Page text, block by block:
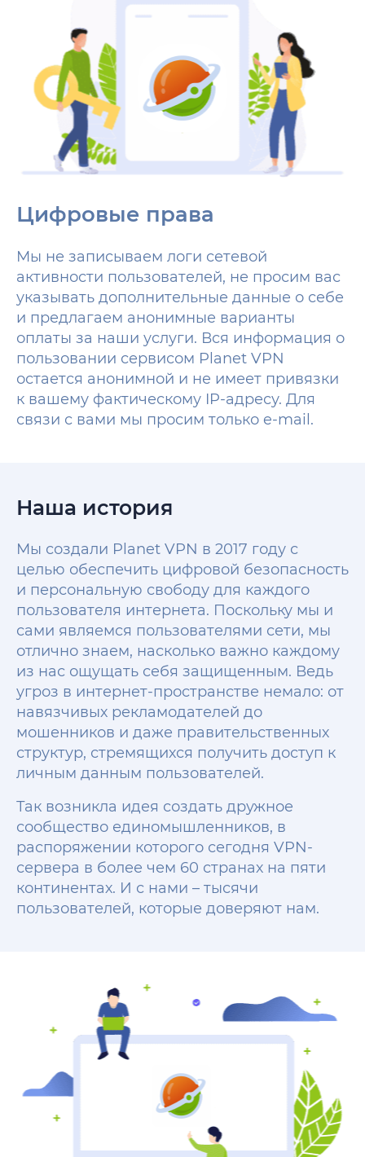
Цифровые права
Мы не записываем логи сетевой
активности пользователей, не просим вас
указывать дополнительные данные о себе
и предлагаем анонимные варианты
оплаты за наши услуги. Вся информация о
пользовании сервисом Planet VPN
остается анонимной и не имеет привязки
к вашему фактическому IP-адресу. Для
связи с вами мы просим только e-mail.
Наша история
Мы создали Planet VPN в 2017 году с
целью обеспечить цифровой безопасность
и персональную свободу для каждого
пользователя интернета. Поскольку мы и
сами являемся пользователями сети, мы
отлично знаем, насколько важно каждому
из нас ощущать себя защищенным. Ведь
угроз в интернет-пространстве немало: от
навязчивых рекламодателей до
мошенников и даже правительственных
структур, стремящихся получить доступ к
личным данным пользователей.
Так возникла идея создать дружное
сообщество единомышленников, в
распоряжении которого сегодня VPN-
сервера в более чем 60 странах на пяти
континентах. И с нами – тысячи
пользователей, которые доверяют нам.